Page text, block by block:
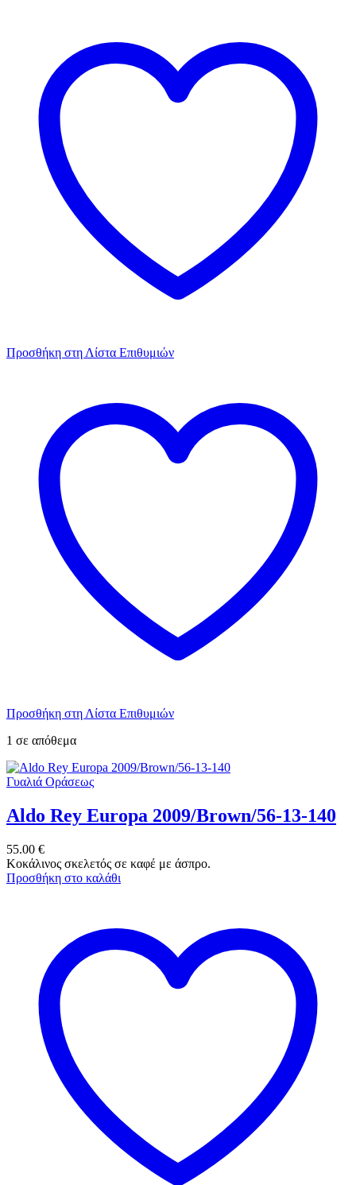
Προσθήκη στη Λίστα Επιθυμιών
Προσθήκη στη Λίστα Επιθυμιών
1 σε απόθεμα
Γυαλιά Οράσεως
Aldo Rey Europa 2009/Brown/56-13-140
55.00 €
Κοκάλινος σκελετός σε καφέ με άσπρο.
Προσθήκη στο καλάθι